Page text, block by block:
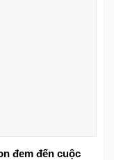
đem đến cuộc